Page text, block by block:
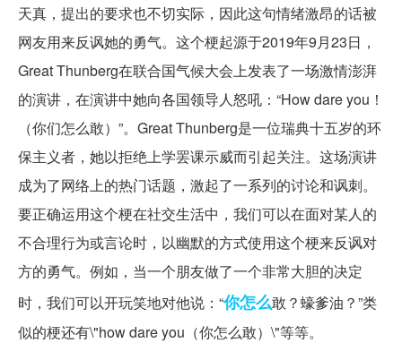
天真，提出的要求也不切实际，因此这句情绪激昂的话被
网友用来反讽她的勇气。这个梗起源于2019年9月23日，
Great Thunberg在联合国气候大会上发表了一场激情澎湃
的演讲，在演讲中她向各国领导人怒吼：“How dare you！
（你们怎么敢）”。Great Thunberg是一位瑞典十五岁的环
保主义者，她以拒绝上学罢课示威而引起关注。这场演讲
成为了网络上的热门话题，激起了一系列的讨论和讽刺。
要正确运用这个梗在社交生活中，我们可以在面对某人的
不合理行为或言论时，以幽默的方式使用这个梗来反讽对
方的勇气。例如，当一个朋友做了一个非常大胆的决定
时，我们可以开玩笑地对他说：“你怎么敢？蠔爹油？”类
似的梗还有\"how dare you（你怎么敢）\"等等。